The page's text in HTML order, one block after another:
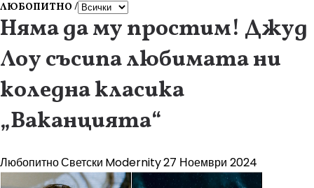
ЛЮБОПИТНО /
Няма да му простим! Джуд
Лоу съсипа любимата ни
коледна класика
„Ваканцията“
ЛюбопитноСветски Modernity27 Ноември 2024